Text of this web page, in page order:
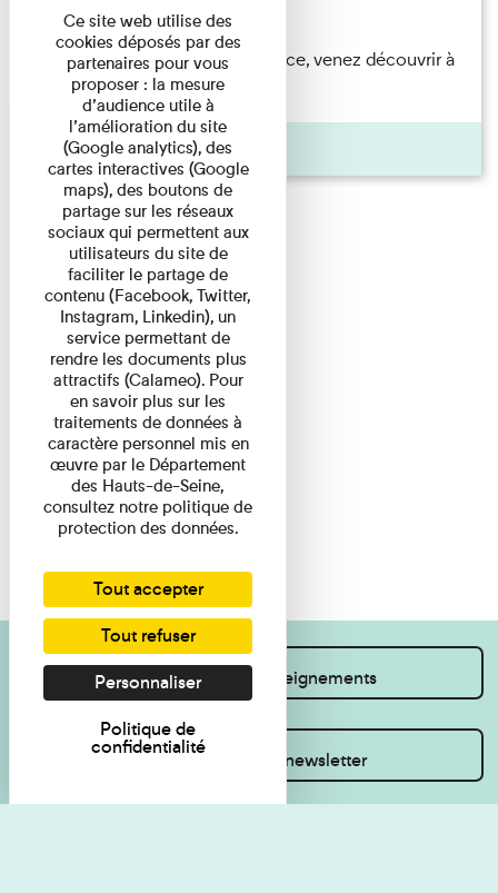
Du 23/08/2026 au 23/08/2026
Accompagnés par une médiatrice, venez découvrir à
travers une visite du ...
Agenda
Je souhaite des renseignements
Inscrivez-vous à la newsletter
Ce site web utilise des
cookies déposés par des
partenaires pour vous
proposer : la mesure
d’audience utile à
l’amélioration du site
(Google analytics), des
cartes interactives (Google
maps), des boutons de
partage sur les réseaux
sociaux qui permettent aux
utilisateurs du site de
faciliter le partage de
contenu (Facebook, Twitter,
Instagram, Linkedin), un
service permettant de
rendre les documents plus
attractifs (Calameo). Pour
en savoir plus sur les
traitements de données à
caractère personnel mis en
œuvre par le Département
des Hauts-de-Seine,
consultez notre politique de
protection des données.
Tout accepter
Tout refuser
Personnaliser
Politique de
confidentialité